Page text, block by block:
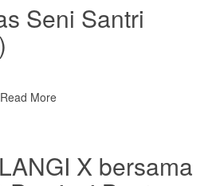
Seni Santri
Read More
X bersama